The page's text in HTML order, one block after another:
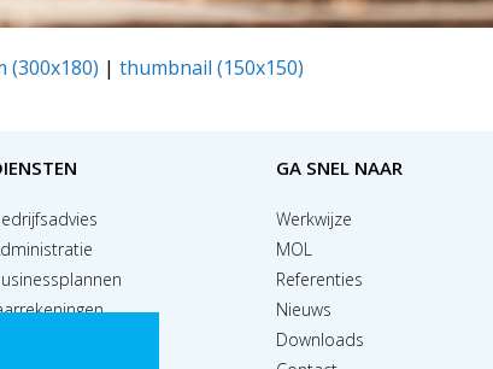
(300x180) | thumbnail (150x150)
GA SNEL NAAR
Werkwijze
MOL
Referenties
Nieuws
Downloads